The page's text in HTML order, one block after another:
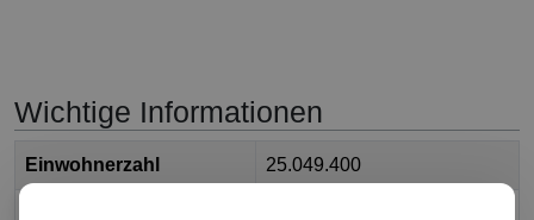
Wichtige Informationen
Einwohnerzahl 25.049.400